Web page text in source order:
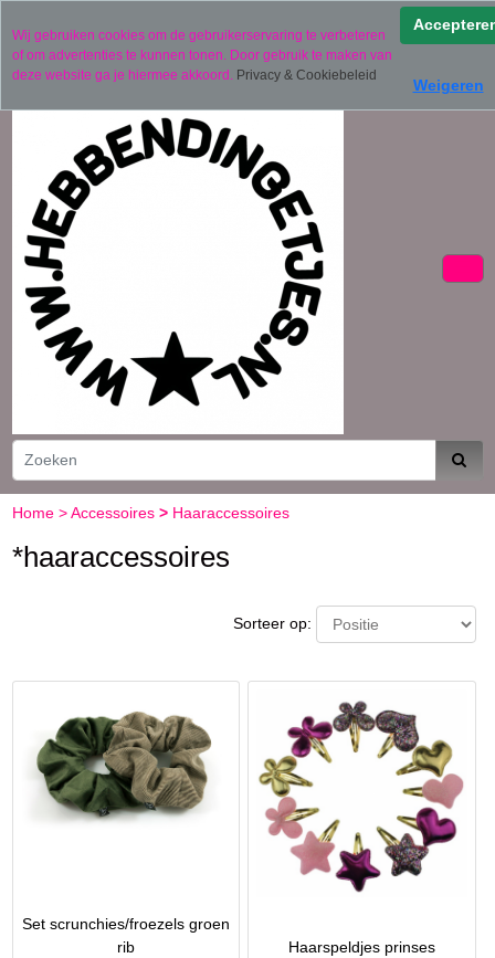
gepersonaliseerde producten)
06 11441834
Home >Accessoires > Haaraccessoires
*haaraccessoires
Sorteer op:
Set scrunchies/froezels groen
rib
Haarspeldjes prinses
Wij gebruiken cookies om de gebruikerservaring te verbeteren
of om advertenties te kunnen tonen. Door gebruik te maken van
deze website ga je hiermee akkoord. Privacy & Cookiebeleid
Weigeren